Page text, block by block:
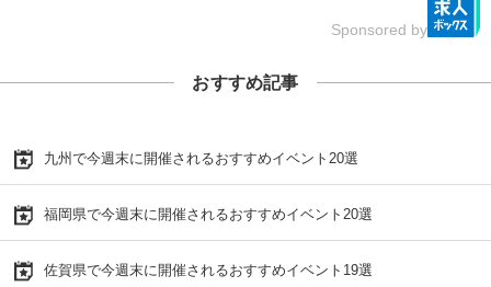
Sponsored by
おすすめ記事
九州で今週末に開催されるおすすめイベント20選
福岡県で今週末に開催されるおすすめイベント20選
佐賀県で今週末に開催されるおすすめイベント19選